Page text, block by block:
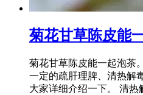
菊花甘草陈皮能
菊花甘草陈皮能一起泡茶
一定的疏肝理脾、清热解
大家详细介绍一下。 清